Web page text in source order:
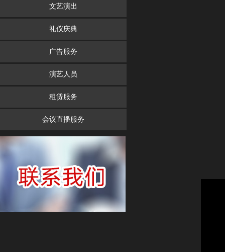
文艺演出
礼仪庆典
广告服务
演艺人员
租赁服务
会议直播服务